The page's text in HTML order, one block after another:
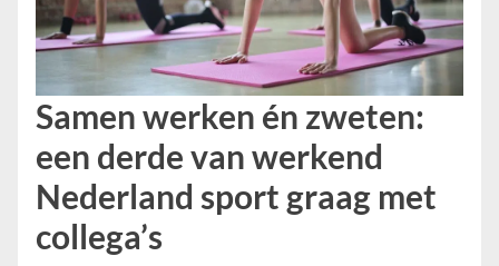
Samen werken én zweten:
een derde van werkend
Nederland sport graag met
collega’s